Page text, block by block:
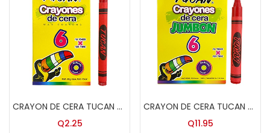
CRAYON DE CERA TUCAN 6 COL.
Q2.25
CRAYON DE CERA TUCAN 6 COL.JUMBON
Q11.95